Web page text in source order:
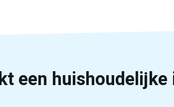
een huishoudelijke